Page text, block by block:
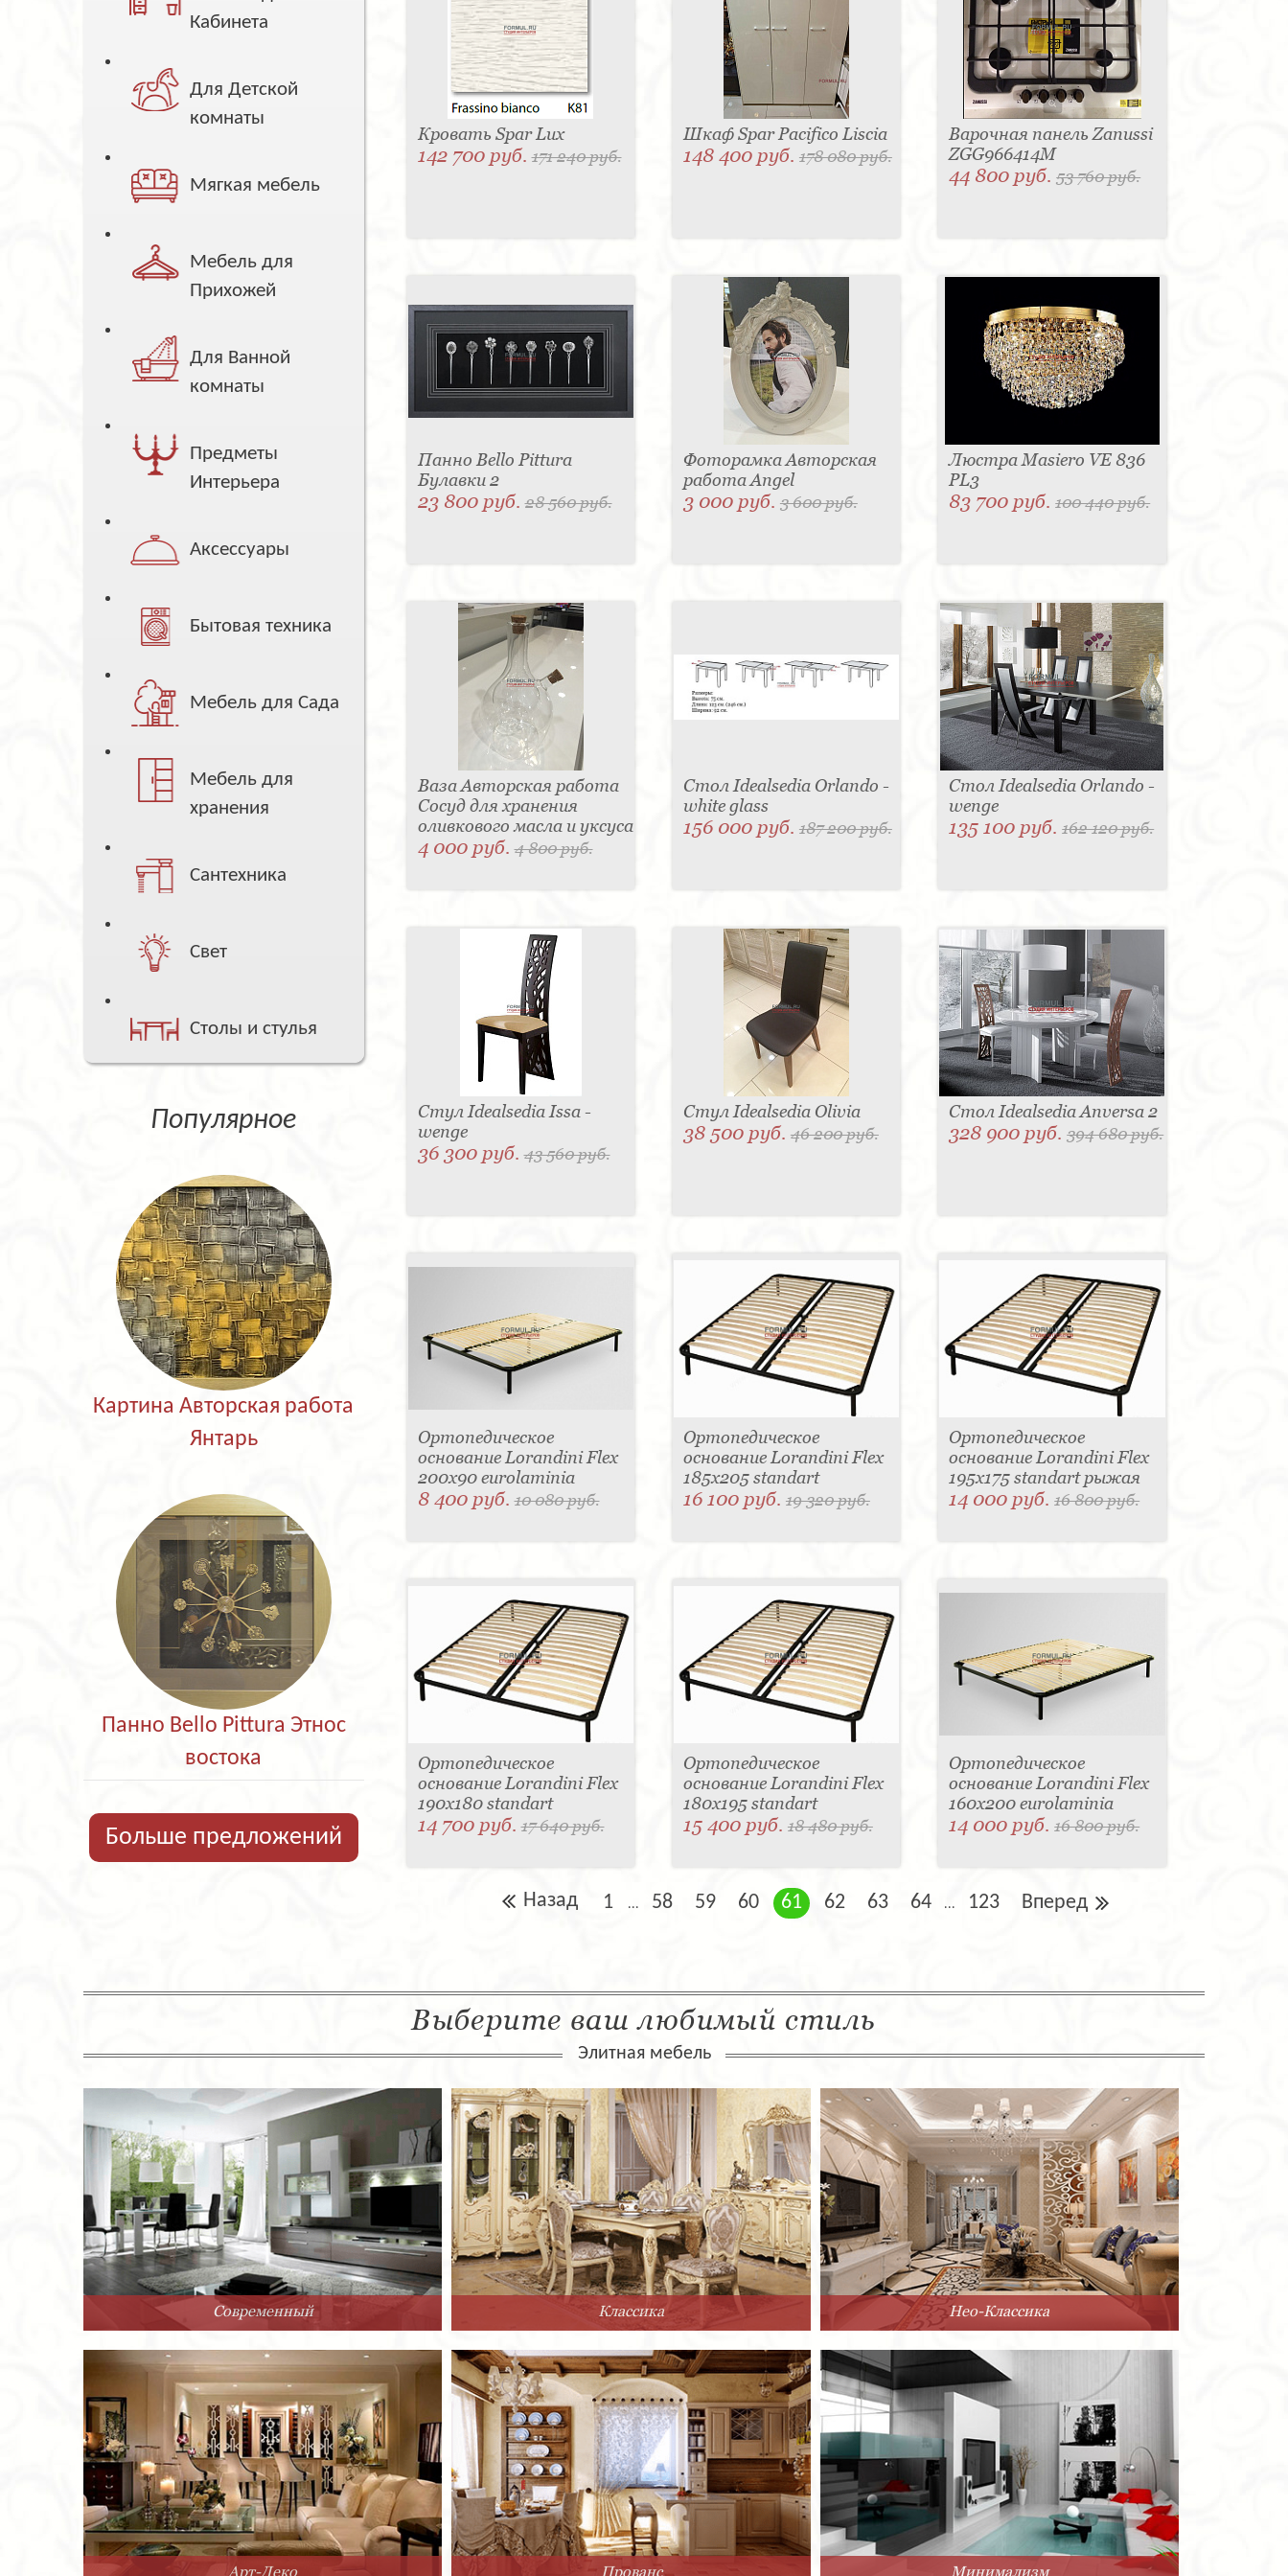
Кабинета
Для Детской
комнаты
Мягкая мебель
Мебель для
Прихожей
Для Ванной
комнаты
Предметы
Интерьера
Аксессуары
Бытовая техника
Мебель для Сада
Мебель для
хранения
Сантехника
Свет
Столы и стулья
Популярное
Картина Авторская работа
Янтарь
Панно Bello Pittura Этнос
востока
Больше предложений
Кровать Spar Lux
142 700 руб.171 240 руб.
Шкаф Spar Pacifico Liscia
148 400 руб. 178 080 руб.
Варочная панель Zanussi
ZGG966414M
44 800 руб.53 760 руб.
Панно Bello Pittura
Булавки 2
23 800 руб.28 560 руб.
Фоторамка Авторская
работа Angel
3 000 руб. 3 600 руб.
Люстра Masiero VE 836
PL3
83 700 руб.100 440 руб.
Ваза Авторская работа
Сосуд для хранения
оливкового масла и уксуса
4 000 руб.4 800 руб.
Стол Idealsedia Orlando -
white glass
156 000 руб. 187 200 руб.
Стол Idealsedia Orlando -
wenge
135 100 руб.162 120 руб.
Стул Idealsedia Issa -
wenge
36 300 руб.43 560 руб.
Стул Idealsedia Olivia
38 500 руб. 46 200 руб.
Стол Idealsedia Anversa 2
328 900 руб.394 680 руб.
Ортопедическое
основание Lorandini Flex
200x90 eurolaminia
8 400 руб.10 080 руб.
Ортопедическое
основание Lorandini Flex
185x205 standart
16 100 руб. 19 320 руб.
Ортопедическое
основание Lorandini Flex
195x175 standart рыжая
14 000 руб.16 800 руб.
Ортопедическое
основание Lorandini Flex
190x180 standart
14 700 руб.17 640 руб.
Ортопедическое
основание Lorandini Flex
180x195 standart
15 400 руб. 18 480 руб.
Ортопедическое
основание Lorandini Flex
160x200 eurolaminia
14 000 руб.16 800 руб.
Назад 1 ... 58 59 60 61 62 63 64 ... 123 Вперед
Выберите ваш любимый стиль
Элитная мебель
Современный Классика Нео-Классика
Арт-Деко Прованс Минимализм